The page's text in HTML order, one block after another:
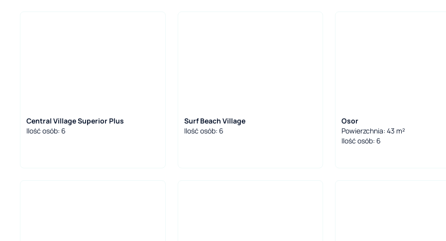
Central Village Superior Plus
Ilość osób: 6
Surf Beach Village
Ilość osób: 6
Osor
Powierzchnia: 43 m²
Ilość osób: 6